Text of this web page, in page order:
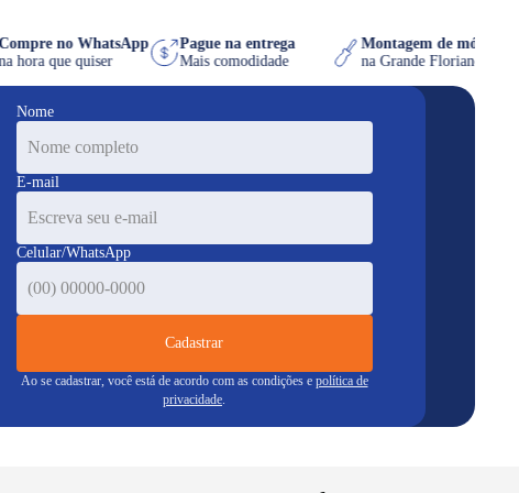
Compre no WhatsApp
na hora que quiser
Pague na entrega
Mais comodidade
Montagem de
na Grande
Nome
E-mail
Celular/WhatsApp
Cadastrar
Ao se cadastrar, você está de acordo com as condições e política de
privacidade.